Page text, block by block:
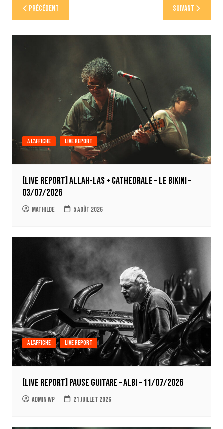
Navigation
de
l’article
Précédent Suivant
A l'affiche Live report
[LIVE REPORT] Allah-Las + Cathedrale – Le Bikini –
03/07/2026
Mathilde 5 août 2026
A l'affiche Live report
[LIVE REPORT] Pause Guitare – Albi – 11/07/2026
Admin WP 21 juillet 2026